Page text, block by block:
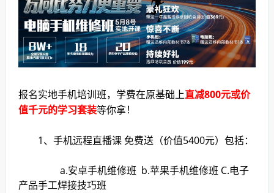
报名实地手机培训班，学费在原基础上直减800元或价
值千元的学习套装等你拿！
1、手机远程直播课 免费送（价值5400元）包括：
a.安卓手机维修班 b.苹果手机维修班 C.电子
产品手工焊接技巧班